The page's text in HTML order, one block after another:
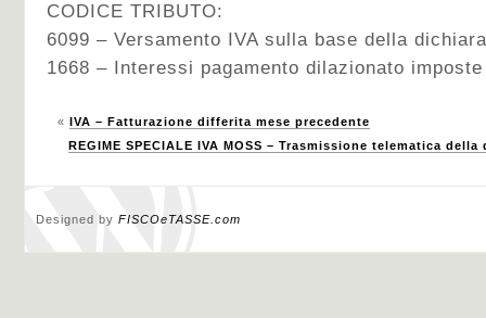
CODICE TRIBUTO:
6099 – Versamento IVA sulla base della
1668 – Interessi pagamento dilazionato
« IVA – Fatturazione differita mese precedente
REGIME SPECIALE IVA MOSS – Trasmissione telematica
Designed by FISCOeTASSE.com